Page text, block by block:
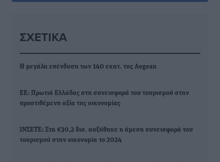
ΣΧΕΤΙΚΆ
H μεγάλη επένδυση των 140 εκατ. της Aegean
ΕΕ: Πρωτιά Ελλάδας στη συνεισφορά του τουρισμού στην
προστιθέμενη αξία της οικονομίας
ΙΝΣΕΤΕ: Στα €30,2 δισ. αυξήθηκε η άμεση συνεισφορά του
τουρισμού στην οικονομία το 2024